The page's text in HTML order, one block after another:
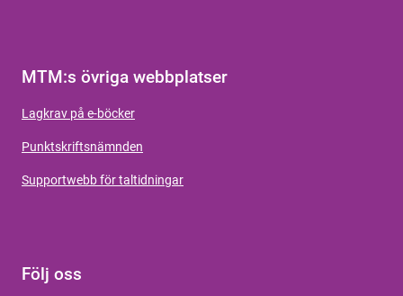
MTM:s övriga webbplatser
Lagkrav på e-böcker
Punktskriftsnämnden
Supportwebb för taltidningar
Följ oss